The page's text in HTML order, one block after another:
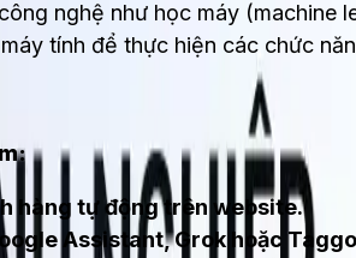
nghệ như học máy (machine
tính để thực hiện các chức
hàng tự động trên website.
Assistant, Grok hoặc